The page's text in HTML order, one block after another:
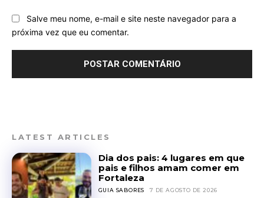
Salve meu nome, e-mail e site neste navegador para a
próxima vez que eu comentar.
LATEST ARTICLES
Dia dos pais: 4 lugares em que
pais e filhos amam comer em
Fortaleza
GUIA SABORES 7 DE AGOSTO DE 2026